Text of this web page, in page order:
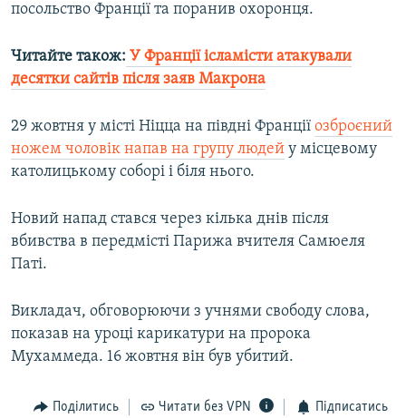
посольство Франції та поранив охоронця.
Читайте також: У Франції ісламісти атакували
десятки сайтів після заяв Макрона
29 жовтня у місті Ніцца на півдні Франції озброєний
ножем чоловік напав на групу людей у місцевому
католицькому соборі і біля нього.
Новий напад стався через кілька днів після
вбивства в передмісті Парижа вчителя Самюеля
Паті.
Викладач, обговорюючи з учнями свободу слова,
показав на уроці карикатури на пророка
Мухаммеда. 16 жовтня він був убитий.
Поділитись Читати без VPN Підписатись